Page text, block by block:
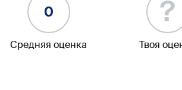
0
Средняя оценка
?
Твоя